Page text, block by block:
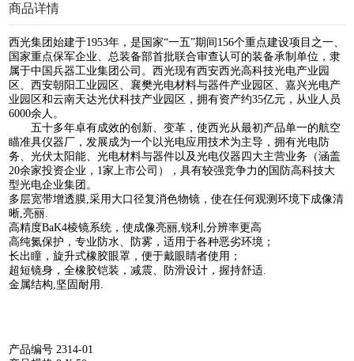
商品详情
西光集团始建于1953年，是国家“一五”期间156个重点建设项目之一、
国家重点保军企业、总装备部首批联合审查认可的装备承制单位，隶
属于中国兵器工业集团公司。西光现有西安西光高科技光电产业园
区、西安朝阳工业园区、襄樊光电材料与器件产业园区、嘉兴光电产
业园区和云南天达光伏科技产业园区，拥有资产约35亿元，从业人员
6000余人。
五十多年卓有成效的创新、变革，使西光从最初产品单一的航空
瞄准具仪器厂，发展成为一个以光电应用技术为主导，拥有光电防
务、光伏太阳能、光电材料与器件以及光电仪器四大主营业务（涵盖
20余家投资企业，1家上市公司），具有较强竞争力的国防高科技大
型光电企业集团。
多层宽带增透膜,采用大口径复消色物镜，使在任何观测环境下成像清
晰,亮丽.
高精度BaK4棱镜系统，使成像亮丽,锐利,分辨率更高
高纯氮保护，专业防水、防雾，适用于各种恶劣环境；
长出瞳，旋升式橡胶眼罩，便于戴眼睛者使用；
超短镜身，全橡胶铠装，减震、防滑设计，握持舒适.
金属结构,坚固耐用.
产品编号 2314-01